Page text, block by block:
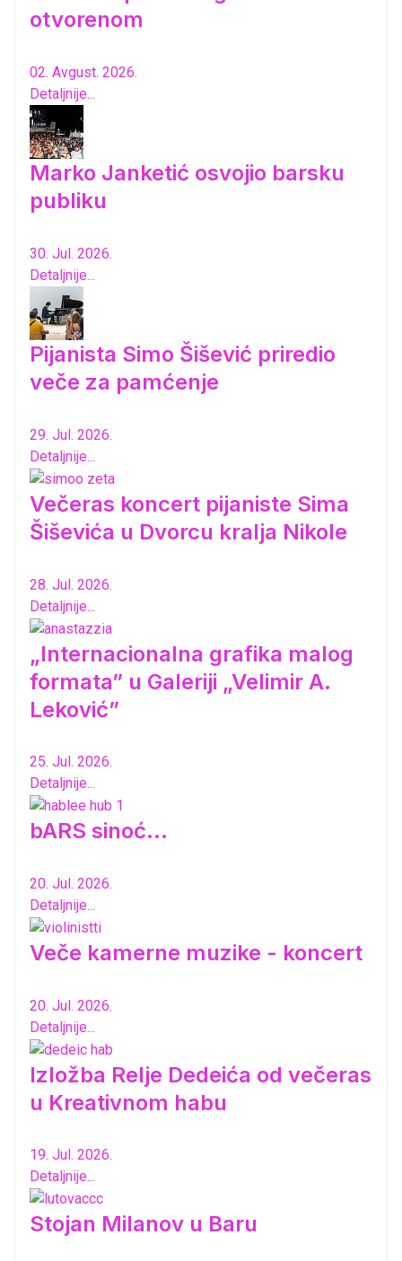
otvorenom
02. Avgust. 2026.
Detaljnije...
Marko Janketić osvojio barsku
publiku
30. Jul. 2026.
Detaljnije...
Pijanista Simo Šišević priredio
veče za pamćenje
29. Jul. 2026.
Detaljnije...
Večeras koncert pijaniste Sima
Šiševića u Dvorcu kralja Nikole
28. Jul. 2026.
Detaljnije...
„Internacionalna grafika malog
formata” u Galeriji „Velimir A.
Leković”
25. Jul. 2026.
Detaljnije...
bARS sinoć...
20. Jul. 2026.
Detaljnije...
Veče kamerne muzike - koncert
20. Jul. 2026.
Detaljnije...
Izložba Relje Dedeića od večeras
u Kreativnom habu
19. Jul. 2026.
Detaljnije...
Stojan Milanov u Baru